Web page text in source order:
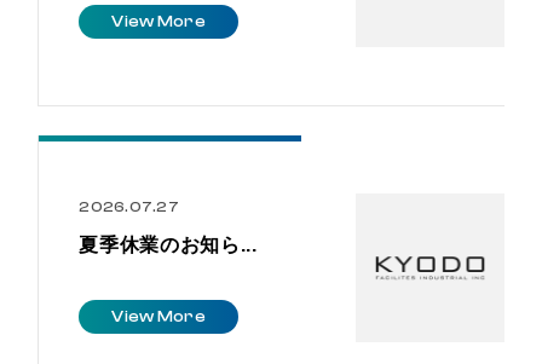
ViewMore
2026.07.27
夏季休業のお知ら...
ViewMore